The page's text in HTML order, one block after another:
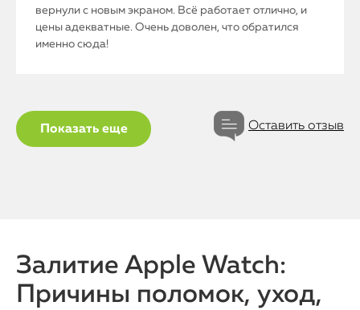
вернули с новым экраном. Всё работает отлично, и
цены адекватные. Очень доволен, что обратился
именно сюда!
Показать еще Оставить отзыв
Залитие Apple Watch:
Причины поломок, уход,